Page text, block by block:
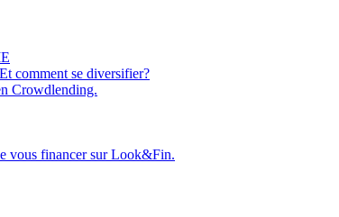
comment se diversifier?
Crowdlending.
vous financer sur Look&Fin.